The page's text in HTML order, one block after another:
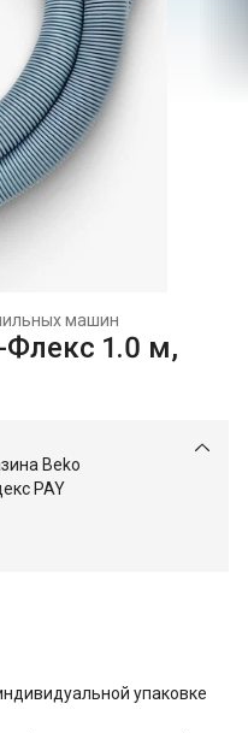
машин
машины
›
1.0 м,
Beko
PAY
упаковке